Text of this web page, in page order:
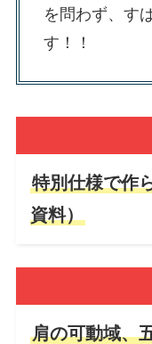
を問わず、す
す！！
特別仕様で作
資料）
肩の可動域、